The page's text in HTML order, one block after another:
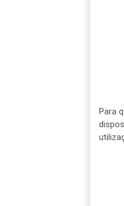
Para